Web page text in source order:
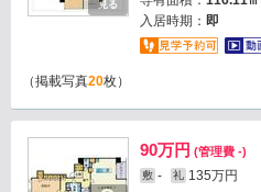
見る
入居時期： 即
（掲載写真20枚）
90万円 (管理費 -)
敷 - 礼 135万円